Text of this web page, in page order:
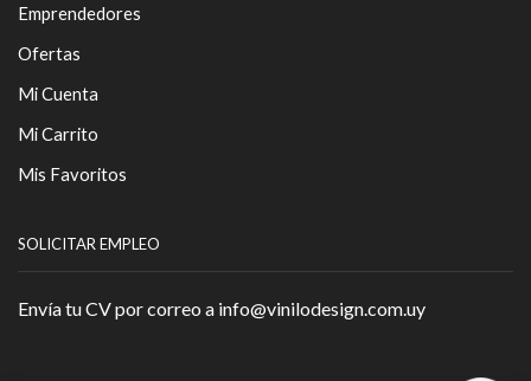
Emprendedores
Ofertas
Mi Cuenta
Mi Carrito
Mis Favoritos
SOLICITAR EMPLEO
Envía tu CV por correo a info@vinilodesign.com.uy